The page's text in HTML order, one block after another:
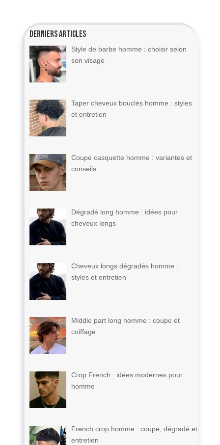
Derniers articles
Style de barbe homme : choisir selon
son visage
Taper cheveux bouclés homme : styles
et entretien
Coupe casquette homme : variantes et
conseils
Dégradé long homme : idées pour
cheveux longs
Cheveux longs dégradés homme :
styles et entretien
Middle part long homme : coupe et
coiffage
Crop French : idées modernes pour
homme
French crop homme : coupe, dégradé et
entretien